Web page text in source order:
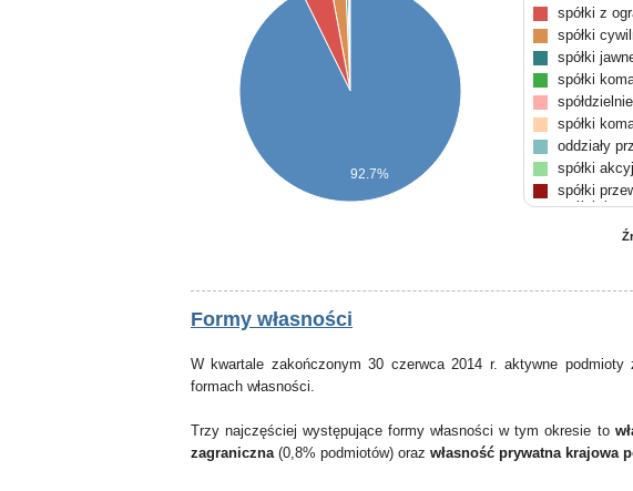
92.7%
spółki z
spółki
spółki
spółki
spółdzielnie
spółki
oddziały
spółki
spółki
spółek
Formy własności
W kwartale zakończonym 30 czerwca 2014 r. aktywne podmioty
formach własności.
Trzy najczęściej występujące formy własności w tym okresie to
zagraniczna(0,8% podmiotów) oraz własność prywatna krajowa